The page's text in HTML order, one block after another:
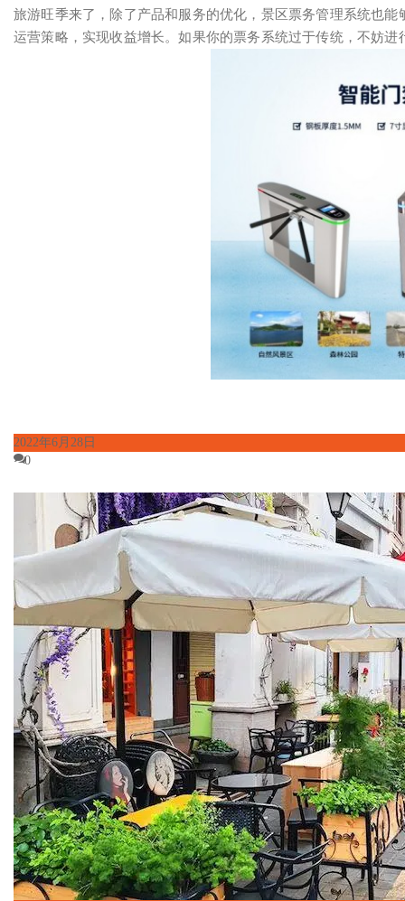
旅游旺季来了，除了产品和服务的优化，景区票务管理系统也
运营策略，实现收益增长。如果你的票务系统过于传统，不妨
2022年6月28日
0